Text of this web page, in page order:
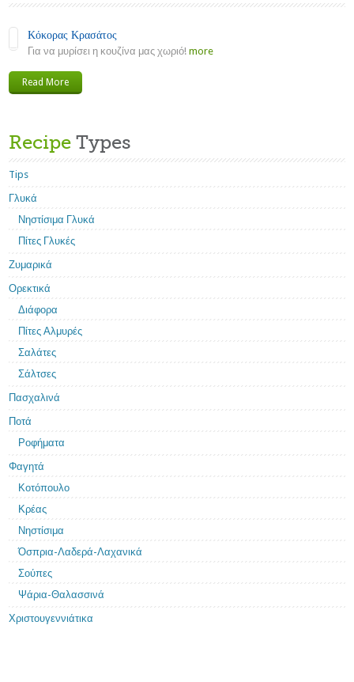
Κόκορας Κρασάτος
Για να μυρίσει η κουζίνα μας χωριό! more
Read More
Recipe Types
Tips
Γλυκά
Νηστίσιμα Γλυκά
Πίτες Γλυκές
Ζυμαρικά
Ορεκτικά
Διάφορα
Πίτες Αλμυρές
Σαλάτες
Σάλτσες
Πασχαλινά
Ποτά
Ροφήματα
Φαγητά
Κοτόπουλο
Κρέας
Νηστίσιμα
Όσπρια-Λαδερά-Λαχανικά
Σούπες
Ψάρια-Θαλασσινά
Χριστουγεννιάτικα